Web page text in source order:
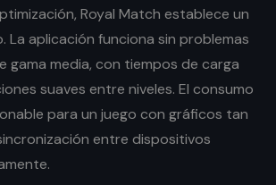
Royal Match establece un
La aplicación funciona sin problemas
gama media, con tiempos de carga
suaves entre niveles. El consumo
para un juego con gráficos tan
entre dispositivos